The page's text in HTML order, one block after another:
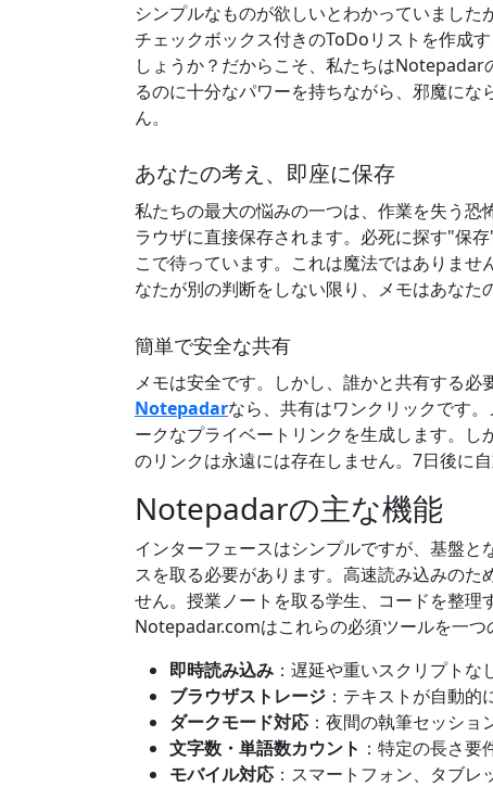
シンプルなものが欲しいとわかっていまし
チェックボックス付きのToDoリストを作成
しょうか？だからこそ、私たちはNotepadar
るのに十分なパワーを持ちながら、邪魔に
ん。
あなたの考え、即座に保存
私たちの最大の悩みの一つは、作業を失う
ラウザに直接保存されます。必死に探す"保
こで待っています。これは魔法ではありま
なたが別の判断をしない限り、メモはあなた
簡単で安全な共有
メモは安全です。しかし、誰かと共有する必
Notepadarなら、共有はワンクリックです
ークなプライベートリンクを生成します。
のリンクは永遠には存在しません。7日後に
Notepadarの主な機能
インターフェースはシンプルですが、基盤
スを取る必要があります。高速読み込みの
せん。授業ノートを取る学生、コードを整理
Notepadar.comはこれらの必須ツールを一つ
即時読み込み ：遅延や重いスクリプトな
ブラウザストレージ ：テキストが自動的
ダークモード対応 ：夜間の執筆セッショ
文字数・単語数カウント ：特定の長さ要
モバイル対応 ：スマートフォン、タブレ